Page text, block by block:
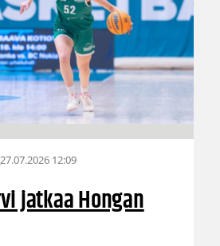
27.07.2026 12:09
jatkaa Hongan